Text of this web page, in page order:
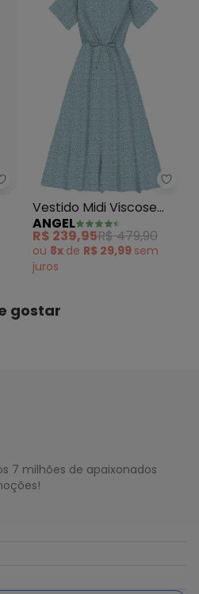
Colcci - Vestido Azul
Vestido Midi Viscose
Estampada Azul
ANGEL
R$ 239,95R$ 479,90
ou 8x de R$ 29,99 sem
juros
gostar
7 milhões de apaixonados